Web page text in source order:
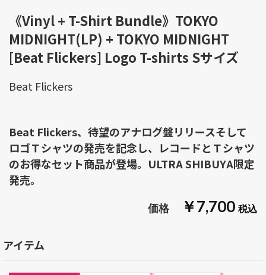
《Vinyl + T-Shirt Bundle》TOKYO
MIDNIGHT(LP) + TOKYO MIDNIGHT
[Beat Flickers] Logo T-shirts Sサイズ
￥7,700
アイテム
Beat Flickers
Beat Flickers、待望のアナログ盤リリースそして
ロゴＴシャツの発売を記念し、レコードとＴシャツ
のお得なセット商品が登場。ULTRA SHIBUYA限定
発売。